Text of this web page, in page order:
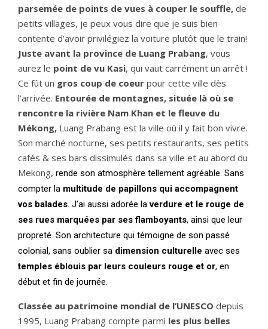
parsemée de points de vues à couper le souffle, de
petits villages, je peux vous dire que je suis bien
contente d’avoir privilégiez la voiture plutôt que le train!
Juste avant la province de Luang Prabang, vous
aurez le point de vu Kasi, qui vaut carrément un arrêt !
Ce fût un gros coup de coeur pour cette ville dès
l’arrivée. Entourée de montagnes, située là où se
rencontre la rivière Nam Khan et le fleuve du
Mékong, Luang Prabang est la ville où il y fait bon vivre.
Son marché nocturne, ses petits restaurants, ses petits
cafés & ses bars dissimulés dans sa ville et au abord du
Mekong, rende son atmosphère tellement agréable. Sans
compter la multitude de papillons qui accompagnent
vos balades. J’ai aussi adorée laverdure et le rouge de
ses rues marquées par ses flamboyants, ainsi que leur
propreté. Son architecture qui témoigne de son passé
colonial, sans oublier sa dimension culturelle avec ses
temples éblouis par leurs couleurs rouge et or, en
début et fin de journée.
Classée au patrimoine mondial de l’UNESCO depuis
1995, Luang Prabang compte parmi les plus belles